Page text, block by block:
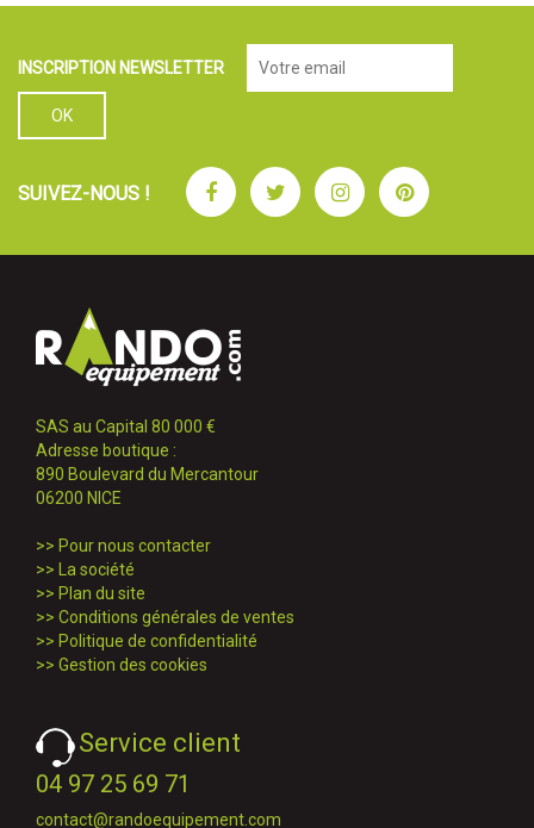
INSCRIPTION NEWSLETTER
SUIVEZ-NOUS ! FacebookTwitterInstagramPinterest
SAS au Capital 80 000 €
Adresse boutique :
890 Boulevard du Mercantour
06200 NICE
>> Pour nous contacter
>>
La société
>> Plan du site
>> Conditions générales de ventes
>> Politique de confidentialité
>> Gestion des cookies
Service client
04 97 25 69 71
contact@randoequipement.com